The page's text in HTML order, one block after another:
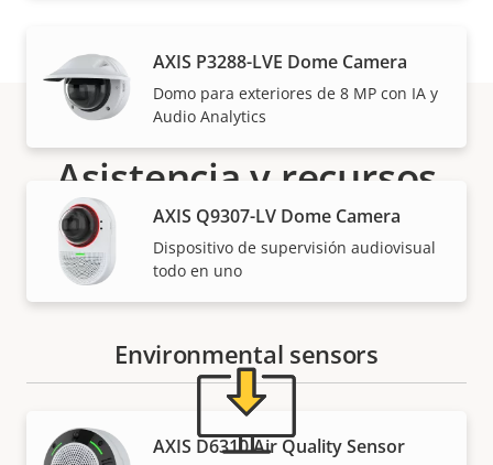
AXIS P3288-LVE Dome Camera
Domo para exteriores de 8 MP con IA y
Audio Analytics
AXIS Q9307-LV Dome Camera
Dispositivo de supervisión audiovisual
todo en uno
Environmental sensors
AXIS D6310 Air Quality Sensor
Asistencia y recursos
¿Necesita información sobre cualquier producto
Axis, software o ayuda de uno de nuestros expertos?